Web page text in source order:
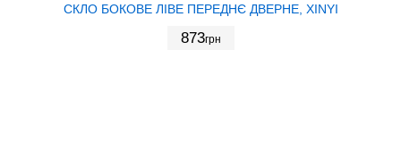
СКЛО БОКОВЕ ЛІВЕ ПЕРЕДНЄ ДВЕРНЕ, XINYI
873грн